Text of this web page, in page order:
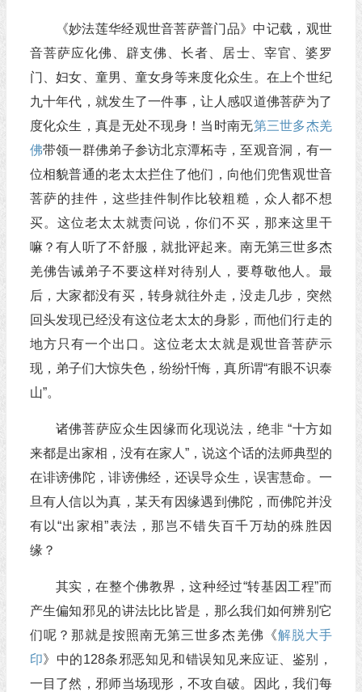
《妙法莲华经观世音菩萨普门品》中记载，观世
音菩萨应化佛、辟支佛、长者、居士、宰官、婆罗
门、妇女、童男、童女身等来度化众生。在上个世纪
九十年代，就发生了一件事，让人感叹道佛菩萨为了
度化众生，真是无处不现身！当时南无第三世多杰羌
佛带领一群佛弟子参访北京潭柘寺，至观音洞，有一
位相貌普通的老太太拦住了他们，向他们兜售观世音
菩萨的挂件，这些挂件制作比较粗糙，众人都不想
买。这位老太太就责问说，你们不买，那来这里干
嘛？有人听了不舒服，就批评起来。南无第三世多杰
羌佛告诫弟子不要这样对待别人，要尊敬他人。最
后，大家都没有买，转身就往外走，没走几步，突然
回头发现已经没有这位老太太的身影，而他们行走的
地方只有一个出口。这位老太太就是观世音菩萨示
现，弟子们大惊失色，纷纷忏悔，真所谓“有眼不识泰
山”。
诸佛菩萨应众生因缘而化现说法，绝非 “十方如
来都是出家相，没有在家人”，说这个话的法师典型的
在诽谤佛陀，诽谤佛经，还误导众生，误害慧命。一
旦有人信以为真，某天有因缘遇到佛陀，而佛陀并没
有以“出家相”表法，那岂不错失百千万劫的殊胜因
缘？
其实，在整个佛教界，这种经过“转基因工程”而
产生偏知邪见的讲法比比皆是，那么我们如何辨别它
们呢？那就是按照南无第三世多杰羌佛《解脱大手
印》中的128条邪恶知见和错误知见来应证、鉴别，
一目了然，邪师当场现形，不攻自破。因此，我们每